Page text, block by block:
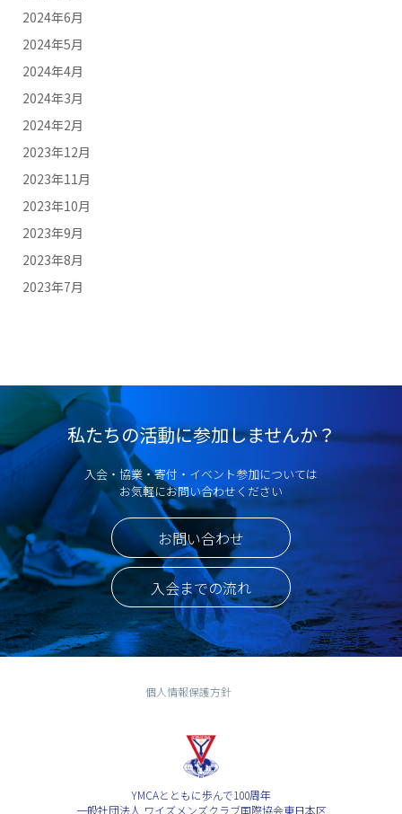
2024年6月
2024年5月
2024年4月
2024年3月
2024年2月
2023年12月
2023年11月
2023年10月
2023年9月
2023年8月
2023年7月
私たちの活動に参加しませんか？
入会・協業・寄付・イベント参加については
お気軽にお問い合わせください
お問い合わせ
入会までの流れ
個人情報保護方針
YMCAとともに歩んで100周年
一般社団法人 ワイズメンズクラブ国際協会東日本区